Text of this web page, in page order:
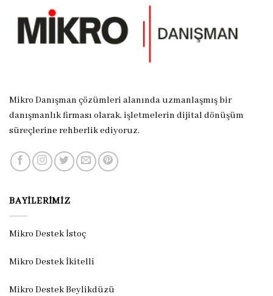
Mikro Danışman çözümleri alanında uzmanlaşmış bir
danışmanlık firması olarak, işletmelerin dijital dönüşüm
süreçlerine rehberlik ediyoruz.
BAYILERIMIZ
Mikro Destek İstoç
Mikro Destek İkitelli
Mikro Destek Beylikdüzü